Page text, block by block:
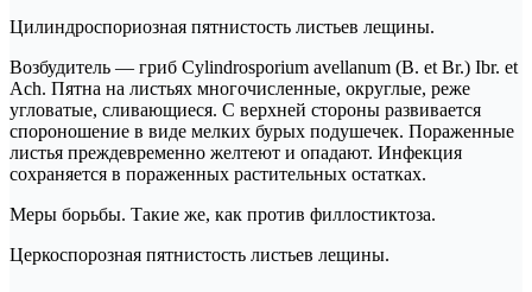
Цилиндроспориозная пятнистость листьев лещины.
Возбудитель — гриб Cylindrosporium avellanum (В. et Br.) Ibr. et
Ach. Пятна на листьях многочисленные, округлые, реже
угловатые, сливающиеся. С верхней стороны развивается
спороношение в виде мелких бурых подушечек. Пораженные
листья преждевременно желтеют и опадают. Инфекция
сохраняется в пораженных растительных остатках.
Меры борьбы. Такие же, как против филлостиктоза.
Церкоспорозная пятнистость листьев лещины.